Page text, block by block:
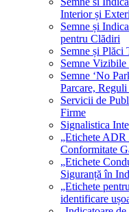
Interior și
Semne și
pentru Clădiri
Semne și Plăci
Semne
Semne ‘No
Parcare,
Servicii de
Firme
Signalistica
„Etichete ADR
Conformitate
„Etichete
Siguranță în
„Etichete
identificare